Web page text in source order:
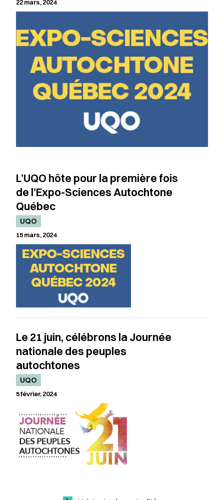
22 mars, 2024
L’UQO hôte pour la première fois
de l’Expo-Sciences Autochtone
Québec
UQO
15 mars, 2024
Le 21 juin, célébrons la Journée
nationale des peuples
autochtones
UQO
5 février, 2024